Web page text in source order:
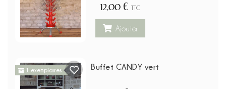
12,00 € TTC
Ajouter
1 exemplaires Buffet CANDY vert